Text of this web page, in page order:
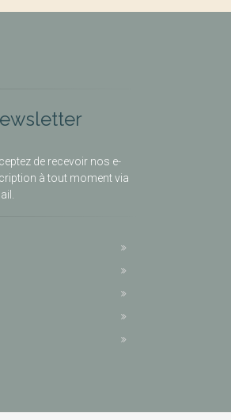
de recevoir nos e-
à tout moment via